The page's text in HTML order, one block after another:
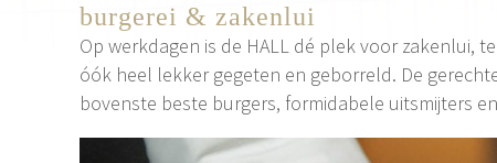
burgerei & zakenlui
Op werkdagen is de HALL dé plek voor zakenlui,
óók heel lekker gegeten en geborreld. De
bovenste beste burgers, formidabele uitsmijters